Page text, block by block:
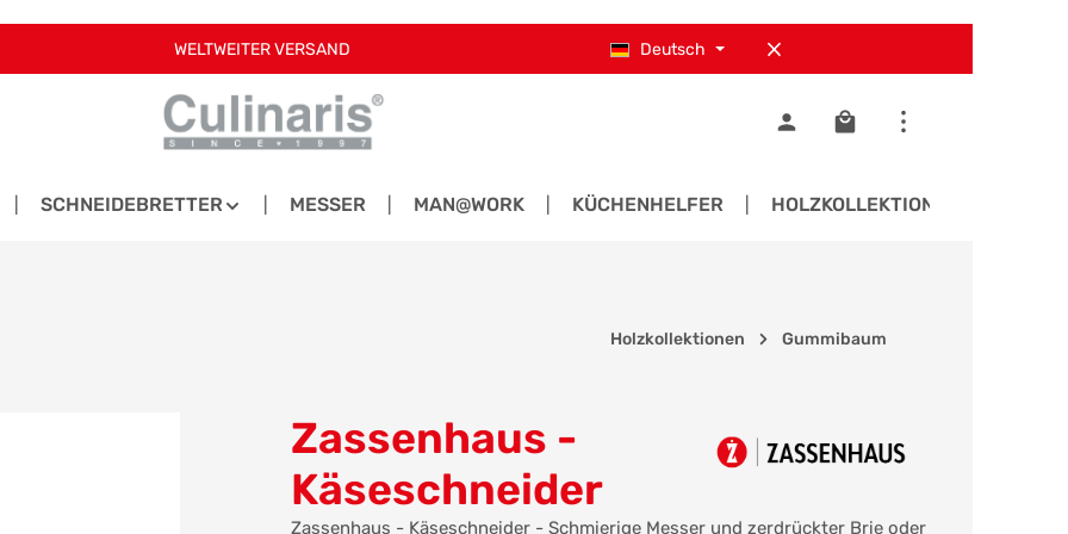
WELTWEITER VERSAND Deutsch
Warenkorb enthält 0
SCHNEIDEBRETTER MESSER MAN@WORK KÜCHENHELFER HOLZKOLLEKTIONEN
Holzkollektionen Gummibaum
Zassenhaus -
Käseschneider
Zassenhaus - Käseschneider - Schmierige Messer und zerdrückter Brie oder